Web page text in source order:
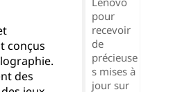
conçus
des
pour
recevoir
de
précieuse
s mises à
jour sur